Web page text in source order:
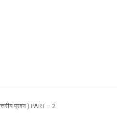
प्रश्न ) PART – 2